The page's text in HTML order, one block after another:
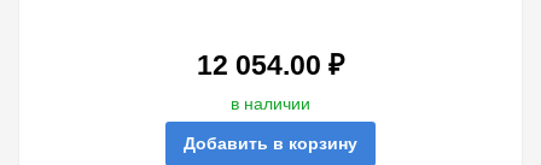
12 054.00 ₽
в наличии
Добавить в корзину